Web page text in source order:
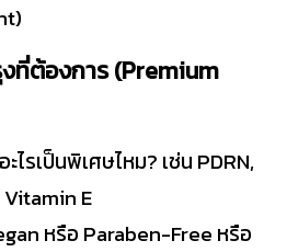
ที่ต้องการ (Premium
รเป็นพิเศษไหม? เช่น PDRN,
E
หรือ Paraben-Free หรือ